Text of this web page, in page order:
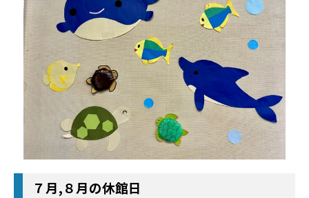
７月,８月の休館日